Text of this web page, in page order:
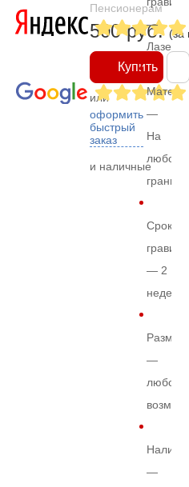
Пенсионерам
500 руб. (за
Купить
или
оформить
быстрый
заказ
и наличные
—
—
На
любом
граните
Срок
— 2
недели
Размер
—
любой
—